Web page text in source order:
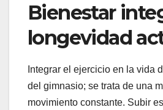
Bienestar
longevidad
Integrar el ejercicio en la vida
del gimnasio; se trata de una
movimiento constante. Subir